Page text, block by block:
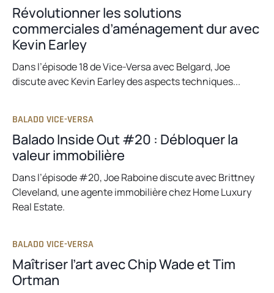
Révolutionner les solutions
commerciales d’aménagement dur avec
Kevin Earley
Dans l’épisode 18 de Vice-Versa avec Belgard, Joe
discute avec Kevin Earley des aspects techniques...
BALADO VICE-VERSA
Balado Inside Out #20 : Débloquer la
valeur immobilière
Dans l’épisode #20, Joe Raboine discute avec Brittney
Cleveland, une agente immobilière chez Home Luxury
Real Estate.
BALADO VICE-VERSA
Maîtriser l’art avec Chip Wade et Tim
Ortman